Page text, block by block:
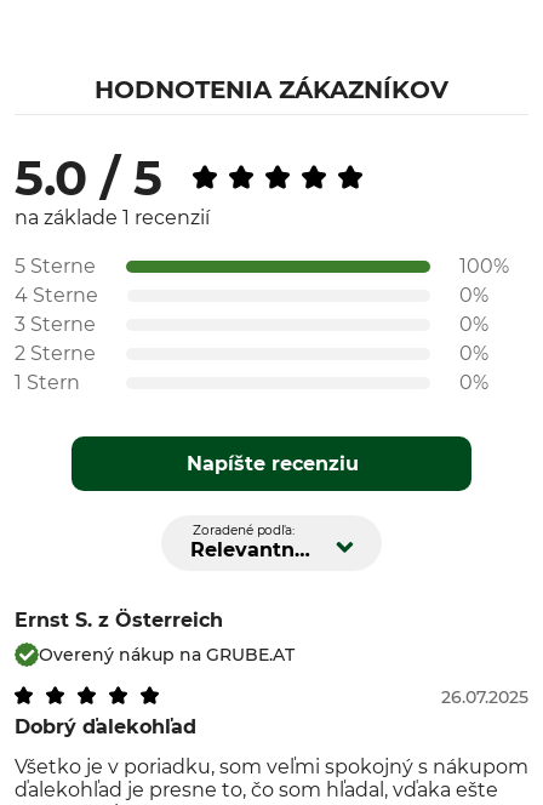
HODNOTENIA ZÁKAZNÍKOV
5.0 / 5
na základe 1 recenzií
5 Sterne
100%
4 Sterne
0%
3 Sterne
0%
2 Sterne
0%
1 Stern
0%
Napíšte recenziu
Zoradené podľa:
Relevantnosť
Ernst S. z Österreich
Overený nákup na GRUBE.AT
Dobrý ďalekohľad
26.07.2025
Všetko je v poriadku, som veľmi spokojný s nákupom
ďalekohľad je presne to, čo som hľadal, vďaka ešte